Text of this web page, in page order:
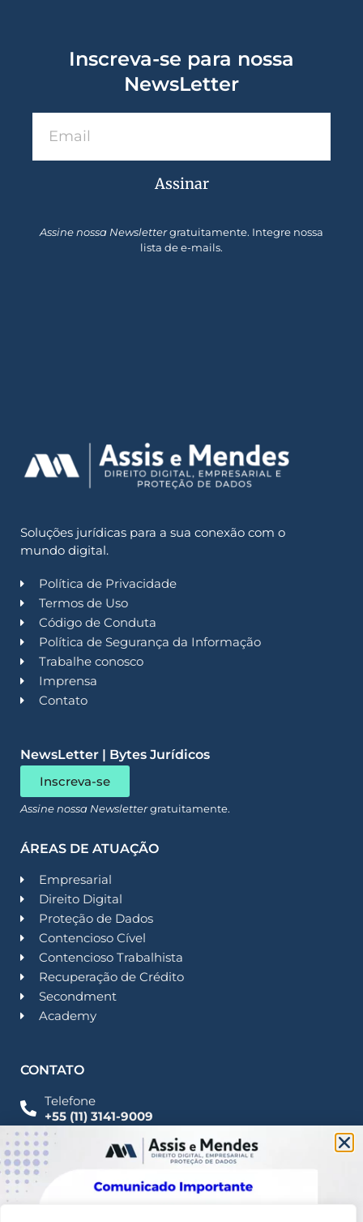
Inscreva-se para nossa
NewsLetter
Assinar
Assine nossa Newslettergratuitamente. Integre nossa
lista de e-mails.
Soluções jurídicas para a sua conexão com o
mundo digital.
Política de Privacidade
Termos de Uso
Código de Conduta
Política de Segurança da Informação
Trabalhe conosco
Imprensa
Contato
NewsLetter | Bytes Jurídicos
Inscreva-se
Assine nossa Newslettergratuitamente.
ÁREAS DE ATUAÇÃO
Empresarial
Direito Digital
Proteção de Dados
Contencioso Cível
Contencioso Trabalhista
Recuperação de Crédito
Secondment
Academy
CONTATO
Telefone
+55 (11) 3141-9009
Imprensa
Fale Conosco
contato@assisemendes.com.br
Alameda Santos, 1165 Paulista - CEP 01419-001 -